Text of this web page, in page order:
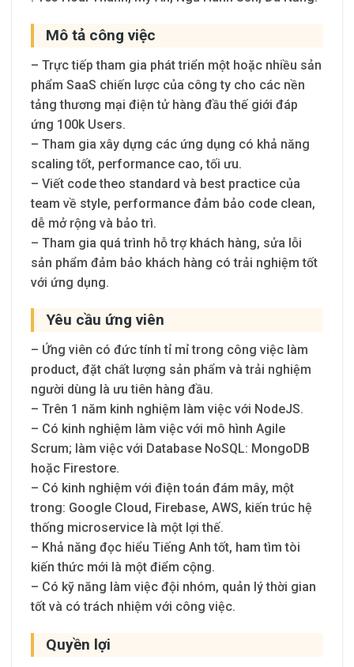
Mô tả công việc
– Trực tiếp tham gia phát triển một hoặc nhiều sản
phẩm SaaS chiến lược của công ty cho các nền
tảng thương mại điện tử hàng đầu thế giới đáp
ứng 100k Users.
– Tham gia xây dựng các ứng dụng có khả năng
scaling tốt, performance cao, tối ưu.
– Viết code theo standard và best practice của
team về style, performance đảm bảo code clean,
dễ mở rộng và bảo trì.
– Tham gia quá trình hỗ trợ khách hàng, sửa lỗi
sản phẩm đảm bảo khách hàng có trải nghiệm tốt
với ứng dụng.
Yêu cầu ứng viên
– Ứng viên có đức tính tỉ mỉ trong công việc làm
product, đặt chất lượng sản phẩm và trải nghiệm
người dùng là ưu tiên hàng đầu.
– Trên 1 năm kinh nghiệm làm việc với NodeJS.
– Có kinh nghiệm làm việc với mô hình Agile
Scrum; làm việc với Database NoSQL: MongoDB
hoặc Firestore.
– Có kinh nghiệm với điện toán đám mây, một
trong: Google Cloud, Firebase, AWS, kiến trúc hệ
thống microservice là một lợi thế.
– Khả năng đọc hiểu Tiếng Anh tốt, ham tìm tòi
kiến thức mới là một điểm cộng.
– Có kỹ năng làm việc đội nhóm, quản lý thời gian
tốt và có trách nhiệm với công việc.
Quyền lợi